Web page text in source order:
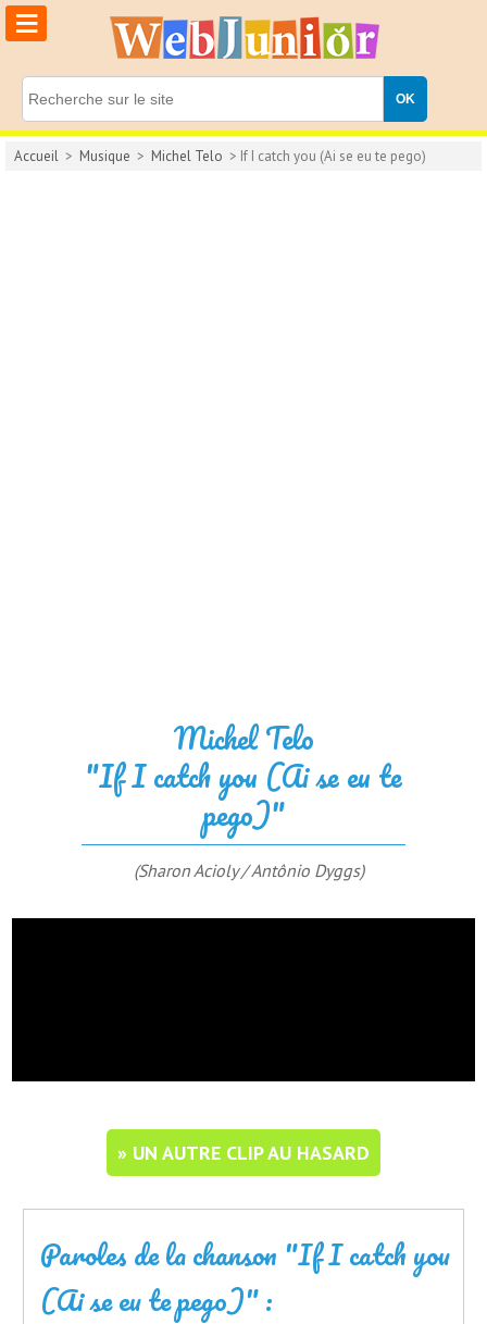
≡
Accueil > Musique > Michel Telo > If I catch you (Ai se eu te pego)
Michel Telo
"If I catch you (Ai se eu te
pego)"
(Sharon Acioly / Antônio Dyggs)
» UN AUTRE CLIP AU HASARD
Paroles de la chanson "If I catch you
(Ai se eu te pego)" :